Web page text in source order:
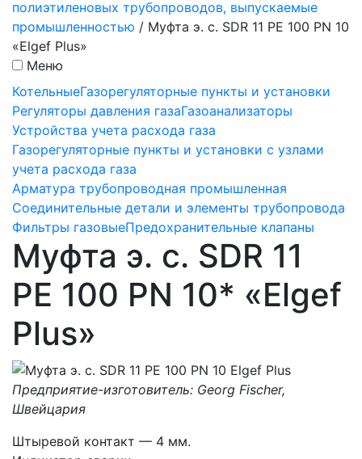
полиэтиленовых трубопроводов, выпускаемые
промышленностью / Муфта э. с. SDR 11 PE 100 PN 10
«Elgef Plus»
Меню
КотельныеГазорегуляторные пункты и установки
Регуляторы давления газаГазоанализаторы
Устройства учета расхода газа
Газорегуляторные пункты и установки с узлами
учета расхода газа
Арматура трубопроводная промышленная
Соединительные детали и элементы трубопровода
Фильтры газовыеПредохранительные клапаны
Муфта э. с. SDR 11
PE 100 PN 10* «Elgef
Plus»
Предприятие-изготовитель: Georg Fischer,
Швейцария
Штыревой контакт — 4 мм.